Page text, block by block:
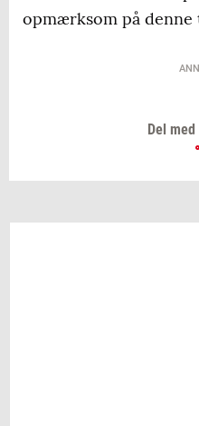
opmærksom på denne
Del